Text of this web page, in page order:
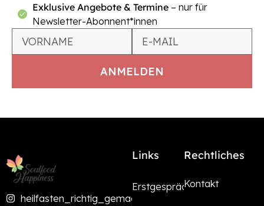
Exklusive Angebote & Termine – nur für
Newsletter-Abonnent*innen
heilfasten_richtig_gemacht
Links
Erstgespräch
Rechtliches
Kontakt